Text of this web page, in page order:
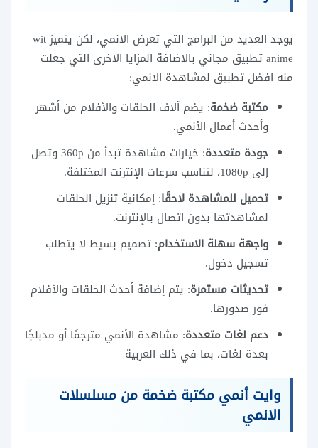
يوجد العديد من البرامج التي تعرض الانمي، لكن يتميز wit
anime تطبيق مجاني بالاضافة المزايا الاخرى التي جعلت
منه افضل تطبيق لمشاهدة الانمي:
مكتبة ضخمة: يضم آلاف الحلقات والأفلام من أشهر
وأحدث أعمال الأنمي.
جودة متعددة
: خيارات مشاهدة تبدأ من 360p وتصل
إلى 1080p، لتناسب سرعات الإنترنت المختلفة.
تحميل للمشاهدة لاحقًا: إمكانية تنزيل الحلقات
لمشاهدتها بدون اتصال بالإنترنت.
واجهة سهلة الاستخدام: تصميم بسيط لا يتطلب
تسجيل دخول.
تحديثات مستمرة: يتم إضافة أحدث الحلقات والأفلام
فور صدورها.
دعم لغات متعددة: مشاهدة الأنمي مترجمًا أو مدبلجًا
بعدة لغات، بما في ذلك العربية
وايت أنمي مكتبة ضخمة من مسلسلات
الانمي